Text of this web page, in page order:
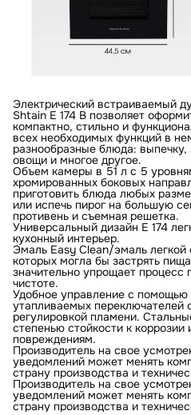
Электрический встраиваемый
Shtain E 174 B позволяет
компактно, стильно и
всех необходимых функций в
разнообразные блюда:
овощи и многое другое.
Объем камеры в 51 л с 5
хромированных боковых
приготовить блюда любых
или испечь пирог на большую
противень и съемная решетка.
Универсальный дизайн E 174
кухонный интерьер.
Эмаль Easy Clean/эмаль легкой
которых могла бы застрять
значительно упрощает процесс
чистоте.
Удобное управление с помощью
утапливаемых переключателей
регулировкой пламени.
степенью стойкости к коррозии
повреждениям.
Производитель на свое
уведомлений может менять
страну производства и
Производитель на свое
уведомлений может менять
страну производства и